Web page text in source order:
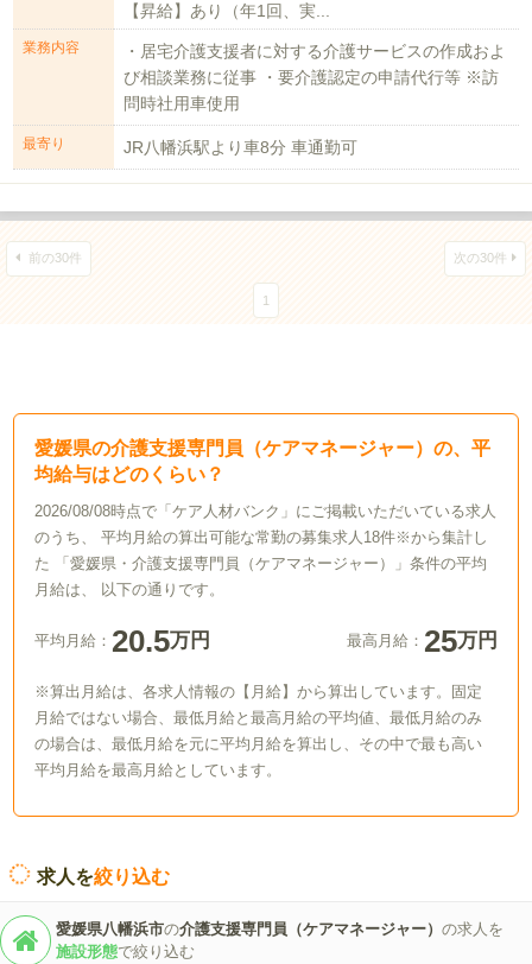
【昇給】あり（年1回、実...
業務内容
・居宅介護支援者に対する介護サービスの作成およ
び相談業務に従事 ・要介護認定の申請代行等 ※訪
問時社用車使用
最寄り JR八幡浜駅より車8分 車通勤可
前の30件 次の30件
1
愛媛県の介護支援専門員（ケアマネージャー）の、平
均給与はどのくらい？
2026/08/08時点で「ケア人材バンク」にご掲載いただいている求人
のうち、 平均月給の算出可能な常勤の募集求人18件※から集計し
た 「愛媛県・介護支援専門員（ケアマネージャー）」条件の平均
月給は、 以下の通りです。
平均月給： 20.5万円 最高月給： 25万円
※算出月給は、各求人情報の【月給】から算出しています。固定
月給ではない場合、最低月給と最高月給の平均値、最低月給のみ
の場合は、最低月給を元に平均月給を算出し、その中で最も高い
平均月給を最高月給としています。
求人を絞り込む
愛媛県八幡浜市の介護支援専門員（ケアマネージャー）の求人を
施設形態で絞り込む